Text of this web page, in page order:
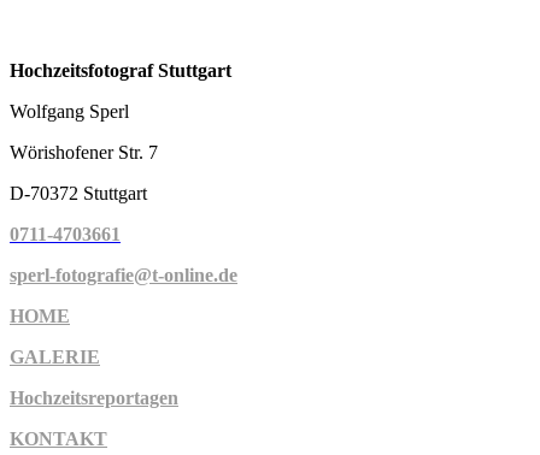
Hochzeitsfotograf Stuttgart
Wolfgang Sperl
Wörishofener Str. 7
D-70372 Stuttgart
0711-4703661
sperl-fotografie@t-online.de
HOME
GALERIE
Hochzeitsreportagen
KONTAKT